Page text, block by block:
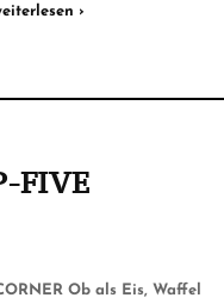
›
FIVE
Ob als Eis, Waffel